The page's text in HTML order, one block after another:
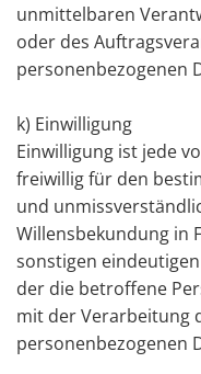
unmittelbaren
oder des
personenbezogenen
k) Einwilligung
Einwilligung ist jede
freiwillig für den
und
Willensbekundung in
sonstigen
der die betroffene
mit der Verarbeitung
personenbezogenen